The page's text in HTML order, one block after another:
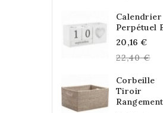
Calendrier
Perpétuel
20,16 €
price
22,40 €
Corbeille
Tiroir